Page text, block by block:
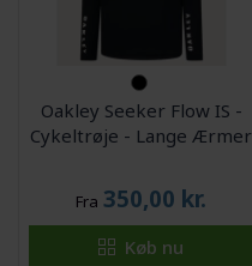
Oakley Seeker Flow IS -
Cykeltrøje - Lange Ærmer
Fra 350,00 kr.
Køb nu